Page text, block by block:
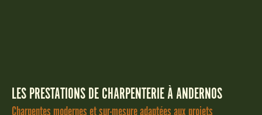
LES PRESTATIONS DE CHARPENTERIE À ANDERNOS
Charpentes modernes et sur-mesure adaptées aux projets